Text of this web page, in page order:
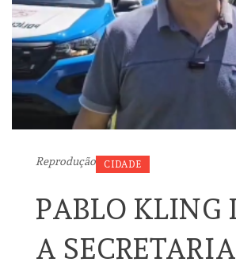
Reprodução CIDADE
PABLO KLING
A